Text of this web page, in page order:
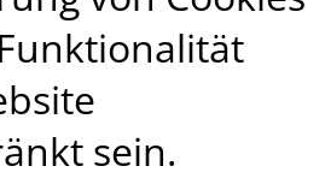
sein.